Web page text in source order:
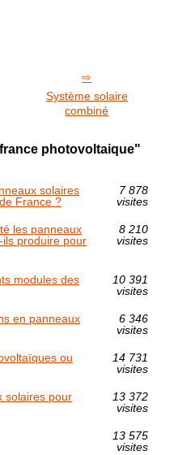
Système solaire
combiné
photovoltaique"
solaires
France ?
7 878
visites
les panneaux
produire pour
8 210
visites
modules des
10 391
visites
en panneaux
6 346
visites
ou
14 731
visites
solaires pour
13 372
visites
13 575
visites